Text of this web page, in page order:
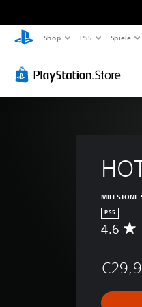
Shop PS5 Spiele
MILESTONE
PS5
D
c
s
4.6